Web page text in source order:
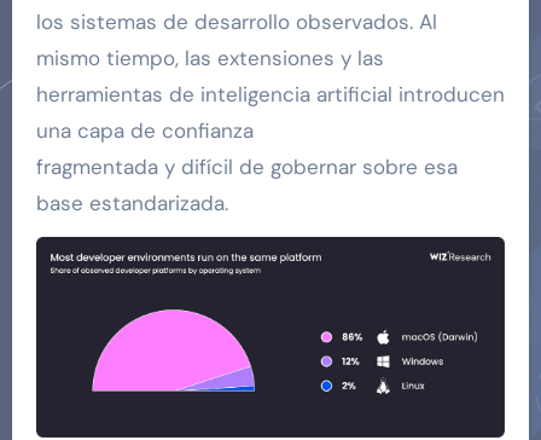
los sistemas de desarrollo observados. Al
mismo tiempo, las extensiones y las
herramientas de inteligencia artificial introducen
una capa de confianza
fragmentada y difícil de gobernar sobre esa
base estandarizada.